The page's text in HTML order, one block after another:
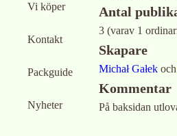
Vi köper
Kontakt
Packguide
Nyheter
Antal
3 (varav 1
Skapare
Michał Gałek och
Kommentar
På baksidan